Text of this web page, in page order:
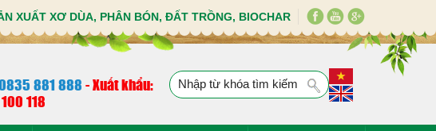
XUẤT XƠ DÙA, PHÂN BÓN, ĐẤT TRỒNG, BIOCHAR
881 888 -Xuất khẩu:
118